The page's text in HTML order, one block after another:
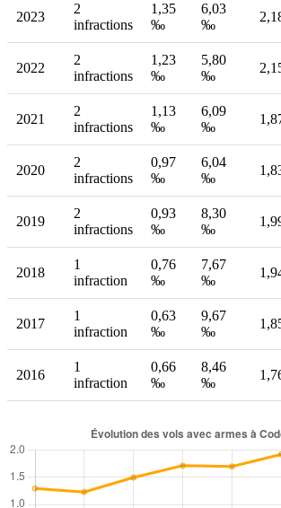
2023
2
infractions
1,35
‰
6,03
‰
2022
2
infractions
1,23
‰
5,80
‰
2021
2
infractions
1,13
‰
6,09
‰
2020
2
infractions
0,97
‰
6,04
‰
2019
2
infractions
0,93
‰
8,30
‰
2018
1
infraction
0,76
‰
7,67
‰
2017
1
infraction
0,63
‰
9,67
‰
2016
1
infraction
0,66
‰
8,46
‰